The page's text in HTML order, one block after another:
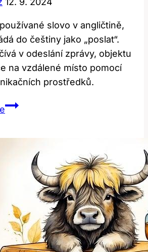
slovo v angličtině,
do češtiny jako „poslat“.
v odeslání zprávy, objektu
na vzdálené místo pomocí
prostředků.
Send:
Používané
Slova